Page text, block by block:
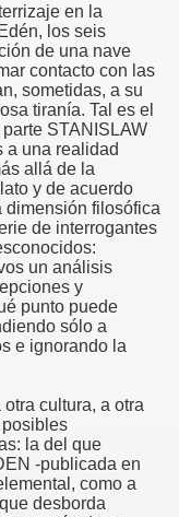
en la
los seis
de una nave
contacto con las
sometidas, a su
tiranía. Tal es el
STANISLAW
a una realidad
allá de la
y de acuerdo
dimensión filosófica
de interrogantes
un análisis
y
punto puede
sólo a
e ignorando la
cultura, a otra
la del que
-publicada en
como a
desborda